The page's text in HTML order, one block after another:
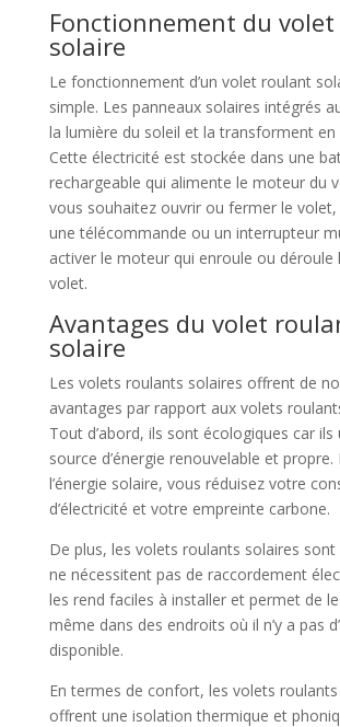
Fonctionnement du
solaire
Le fonctionnement d’un volet roulant
simple. Les panneaux solaires intégrés
la lumière du soleil et la transforment en
Cette électricité est stockée dans une
rechargeable qui alimente le moteur du
vous souhaitez ouvrir ou fermer le
une télécommande ou un interrupteur
activer le moteur qui enroule ou déroule
volet.
Avantages du volet
solaire
Les volets roulants solaires offrent de
avantages par rapport aux volets
Tout d’abord, ils sont écologiques car ils
source d’énergie renouvelable et propre.
l’énergie solaire, vous réduisez votre
d’électricité et votre empreinte carbone.
De plus, les volets roulants solaires
ne nécessitent pas de raccordement
les rend faciles à installer et permet de
même dans des endroits où il n’y a pas
disponible.
En termes de confort, les volets
offrent une isolation thermique et